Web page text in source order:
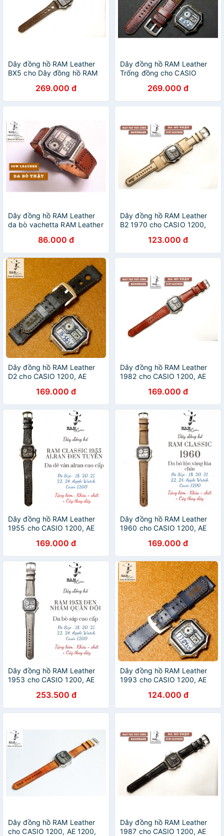
Dây đồng hồ RAM Leather
BX5 cho Dây đồng hồ RAM
1200, 1300, 1100, A159 ,
A168 , Size 18
269.000 đ
Dây đồng hồ RAM Leather
Trống đồng cho CASIO
A159 , A168 , Size 18 da bò
vegtan mahogany
269.000 đ
Dây đồng hồ RAM Leather
da bò vachetta RAM Leather
1200, 1300, 1100, A159 ,
A168 , Size 18
86.000 đ
Dây đồng hồ RAM Leather
B2 1970 cho CASIO 1200,
A168 , Size 18 da bò Italia
Vegtan
123.000 đ
Dây đồng hồ RAM Leather
D2 cho CASIO 1200, AE
A168 , Size 18 da bò đen
kiểu Mỹ
169.000 đ
Dây đồng hồ RAM Leather
1982 cho CASIO 1200, AE
A168 , Size 18 da bò thật đỏ
đô
169.000 đ
Dây đồng hồ RAM Leather
1955 cho CASIO 1200, AE
A168 , Size 18 da dê đen
vân hạt
169.000 đ
Dây đồng hồ RAM Leather
1960 cho CASIO 1200, AE
A168 , Size 18 da bò lộn nâu
đậm
169.000 đ
Dây đồng hồ RAM Leather
1953 cho CASIO 1200, AE
A168 , Size 18 da bò sáp
đen nhám
253.500 đ
Dây đồng hồ RAM Leather
1993 cho CASIO 1200, AE
A168 , Size 18 da bò màu
xanh navy
124.000 đ
Dây đồng hồ RAM Leather
cho CASIO 1200, AE 1200,
Dây đồng hồ RAM Leather
1987 cho CASIO 1200, AE